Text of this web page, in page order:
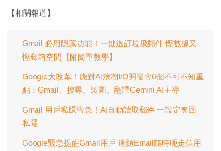
【相關報道】
Gmail 必用隱藏功能！一鍵退訂垃圾郵件 慳數據又
慳郵箱空間【附簡單教學】
Google大改革！應對AI浪潮I/O開發會6個不可不知重
點︰Gmail、搜尋、製圖、翻譯Gemini AI主導
Gmail 用戶私隱告急！AI自動讀取郵件 一設定奪回
私隱
Google緊急提醒Gmail用戶 這類Email隨時呃走信用